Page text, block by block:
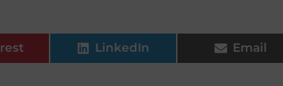
LinkedIn Email